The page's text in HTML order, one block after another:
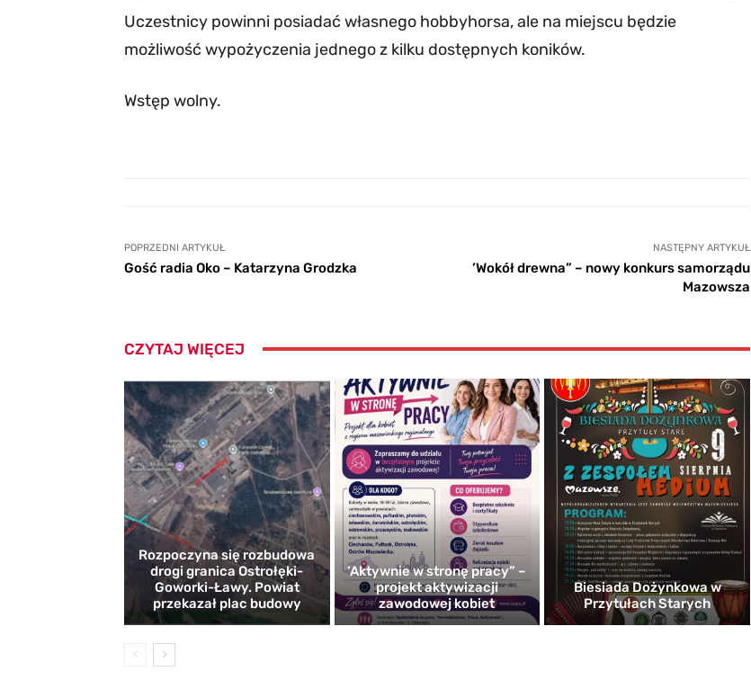
Uczestnicy powinni posiadać własnego hobbyhorsa, ale na miejscu będzie
możliwość wypożyczenia jednego z kilku dostępnych koników.
Wstęp wolny.
POPRZEDNI ARTYKUŁ
Gość radia Oko – Katarzyna Grodzka
NASTĘPNY ARTYKUŁ
’Wokół drewna” – nowy konkurs samorządu
Mazowsza
CZYTAJ WIĘCEJ
Rozpoczyna się rozbudowa
drogi granica Ostrołęki-
Goworki-Ławy. Powiat
przekazał plac budowy
’Aktywnie w stronę pracy” –
projekt aktywizacji
zawodowej kobiet
Biesiada Dożynkowa w
Przytułach Starych